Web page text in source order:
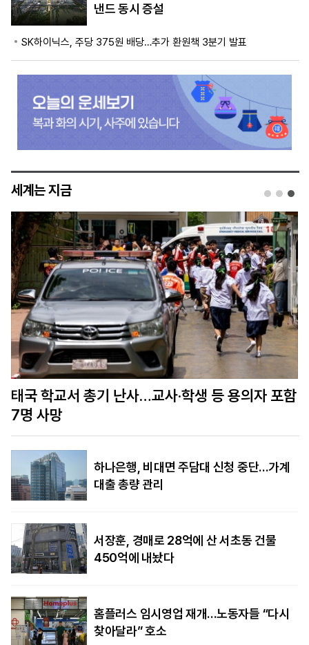
낸드 동시 증설
SK하이닉스, 주당 375원 배당…추가 환원책 3분기 발표
세계는 지금
美정보당국 “푸틴, 수년 내 나토 회원국 공격할 수
도…결속력 시험”
하나은행, 비대면 주담대 신청 중단…가계
대출 총량 관리
서장훈, 경매로 28억에 산 서초동 건물
450억에 내놨다
홈플러스 임시영업 재개…노동자들 “다시
찾아달라” 호소